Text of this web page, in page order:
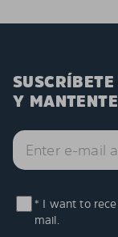
Y
* I want to
mail.